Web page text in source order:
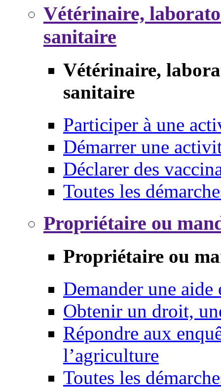
Vétérinaire,
sanitaire
Vétérinaire,
sanitaire
Participer à une
Démarrer une
Déclarer des
Toutes les
Propriétaire ou
Propriétaire ou
Demander une aide
Obtenir un droit,
Répondre aux
l’agriculture
Toutes les